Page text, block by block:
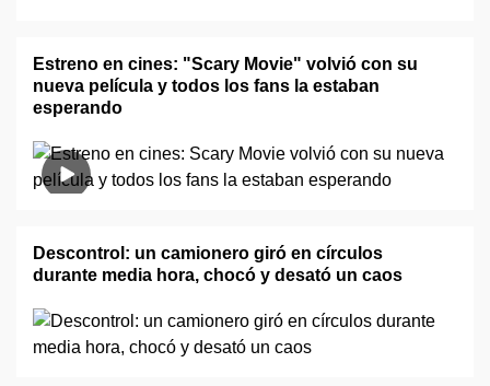
Estreno en cines: "Scary Movie" volvió con su
nueva película y todos los fans la estaban
esperando
Descontrol: un camionero giró en círculos
durante media hora, chocó y desató un caos